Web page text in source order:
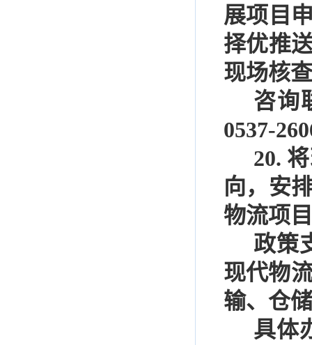
展项目
择优推
现场核查
咨询
0537-
20.
向，安
物流项
政策
现代物
输、仓
具体